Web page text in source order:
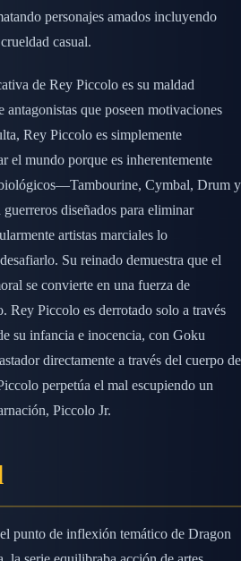
personajes amados incluyendo
casual.
de Rey Piccolo es su maldad
que poseen motivaciones
Rey Piccolo es simplemente
el mundo porque es inherentemente
Cymbal, Drum y
diseñados para eliminar
artistas marciales lo
Su reinado demuestra que el
se convierte en una fuerza de
Rey Piccolo es derrotado solo a través
su infancia e inocencia, con Goku
directamente a través del cuerpo de
perpetúa el mal escupiendo un
Piccolo Jr.
punto de inflexión temático de Dragon